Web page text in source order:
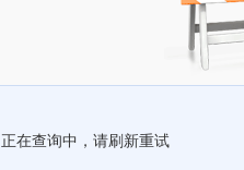
正在查询中，请刷新重试